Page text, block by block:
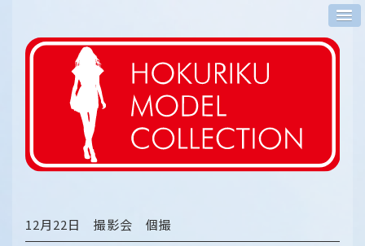
12月22日 撮影会 個撮